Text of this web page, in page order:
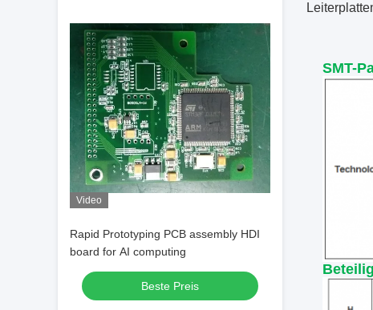
Video
Rapid Prototyping PCB assembly HDI
board for AI computing
Beste Preis
SMT-